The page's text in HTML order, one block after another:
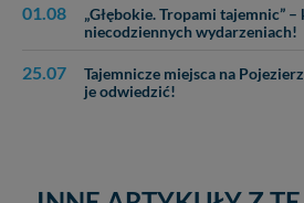
01.08
„Głębokie. Tropami tajemnic”
niecodziennych wydarzeniach!
25.07
Tajemnicze miejsca na
je odwiedzić!